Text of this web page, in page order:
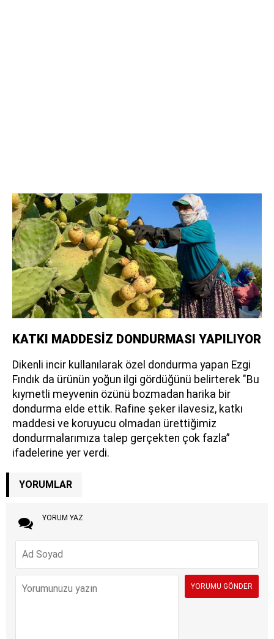
KATKI MADDESİZ DONDURMASI YAPILIYOR
Dikenli incir kullanılarak özel dondurma yapan Ezgi
Fındık da ürünün yoğun ilgi gördüğünü belirterek "Bu
kıymetli meyvenin özünü bozmadan harika bir
dondurma elde ettik. Rafine şeker ilavesiz, katkı
maddesi ve koruyucu olmadan ürettiğimiz
dondurmalarımıza talep gerçekten çok fazla”
ifadelerine yer verdi.
YORUMLAR
YORUM YAZ